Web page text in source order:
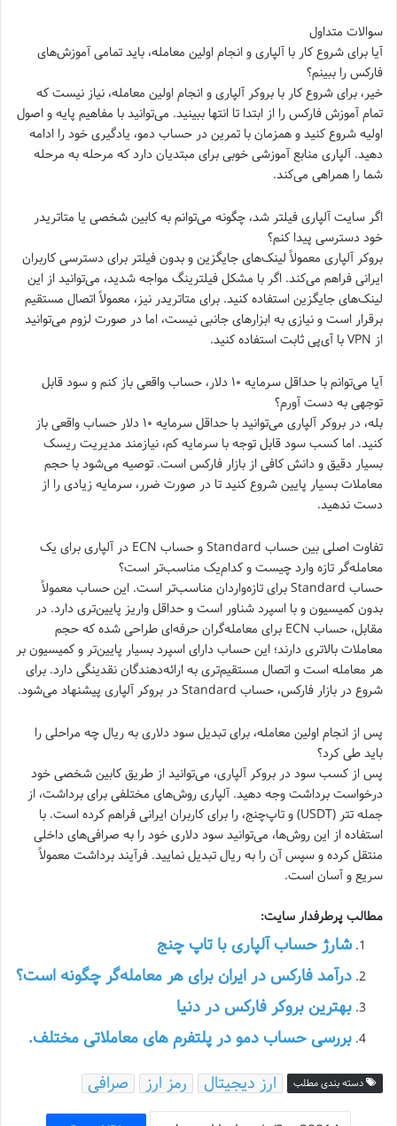
سوالات متداول
آیا برای شروع کار با آلپاری و انجام اولین معامله، باید تمامی آموزش‌های
فارکس را ببینم؟
خیر، برای شروع کار با بروکر آلپاری و انجام اولین معامله، نیاز نیست که
تمام آموزش فارکس را از ابتدا تا انتها ببینید. می‌توانید با مفاهیم پایه و اصول
اولیه شروع کنید و همزمان با تمرین در حساب دمو، یادگیری خود را ادامه
دهید. آلپاری منابع آموزشی خوبی برای مبتدیان دارد که مرحله به مرحله
شما را همراهی می‌کند.
اگر سایت آلپاری فیلتر شد، چگونه می‌توانم به کابین شخصی یا متاتریدر
خود دسترسی پیدا کنم؟
بروکر آلپاری معمولاً لینک‌های جایگزین و بدون فیلتر برای دسترسی کاربران
ایرانی فراهم می‌کند. اگر با مشکل فیلترینگ مواجه شدید، می‌توانید از این
لینک‌های جایگزین استفاده کنید. برای متاتریدر نیز، معمولاً اتصال مستقیم
برقرار است و نیازی به ابزارهای جانبی نیست، اما در صورت لزوم می‌توانید
از VPN با آی‌پی ثابت استفاده کنید.
آیا می‌توانم با حداقل سرمایه ۱۰ دلار، حساب واقعی باز کنم و سود قابل
توجهی به دست آورم؟
بله، در بروکر آلپاری می‌توانید با حداقل سرمایه ۱۰ دلار حساب واقعی باز
کنید. اما کسب سود قابل توجه با سرمایه کم، نیازمند مدیریت ریسک
بسیار دقیق و دانش کافی از بازار فارکس است. توصیه می‌شود با حجم
معاملات بسیار پایین شروع کنید تا در صورت ضرر، سرمایه زیادی را از
دست ندهید.
تفاوت اصلی بین حساب Standard و حساب ECN در آلپاری برای یک
معامله‌گر تازه وارد چیست و کدام‌یک مناسب‌تر است؟
حساب Standard برای تازه‌واردان مناسب‌تر است. این حساب معمولاً
بدون کمیسیون و با اسپرد شناور است و حداقل واریز پایین‌تری دارد. در
مقابل، حساب ECN برای معامله‌گران حرفه‌ای طراحی شده که حجم
معاملات بالاتری دارند؛ این حساب دارای اسپرد بسیار پایین‌تر و کمیسیون بر
هر معامله است و اتصال مستقیم‌تری به ارائه‌دهندگان نقدینگی دارد. برای
شروع در بازار فارکس، حساب Standard در بروکر آلپاری پیشنهاد می‌شود.
پس از انجام اولین معامله، برای تبدیل سود دلاری به ریال چه مراحلی را
باید طی کرد؟
پس از کسب سود در بروکر آلپاری، می‌توانید از طریق کابین شخصی خود
درخواست برداشت وجه دهید. آلپاری روش‌های مختلفی برای برداشت، از
جمله تتر (USDT) و تاپ‌چنج، را برای کاربران ایرانی فراهم کرده است. با
استفاده از این روش‌ها، می‌توانید سود دلاری خود را به صرافی‌های داخلی
منتقل کرده و سپس آن را به ریال تبدیل نمایید. فرآیند برداشت معمولاً
سریع و آسان است.
مطالب پرطرفدار سایت:
شارژ حساب آلپاری با تاپ چنج
درآمد فارکس در ایران برای هر معامله‌گر چگونه است؟
بهترین بروکر فارکس در دنیا
بررسی حساب دمو در پلتفرم های معاملاتی مختلف.
دسته بندی مطلب ارز دیجیتال رمز ارز صرافی